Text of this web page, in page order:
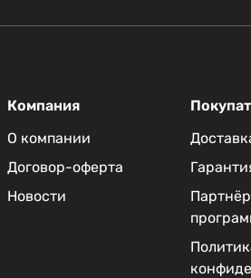
Компания
О компании
Договор-оферта
Новости